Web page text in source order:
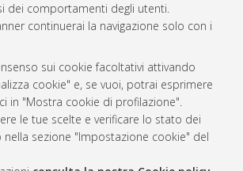
dei comportamenti degli utenti.
continuerai la navigazione solo con i
sui cookie facoltativi attivando
cookie" e, se vuoi, potrai esprimere
in "Mostra cookie di profilazione".
le tue scelte e verificare lo stato dei
sezione "Impostazione cookie" del